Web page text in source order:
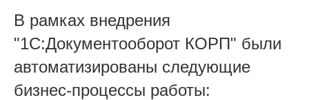
В рамках внедрения
"1С:Документооборот КОРП" были
автоматизированы следующие
бизнес-процессы работы: